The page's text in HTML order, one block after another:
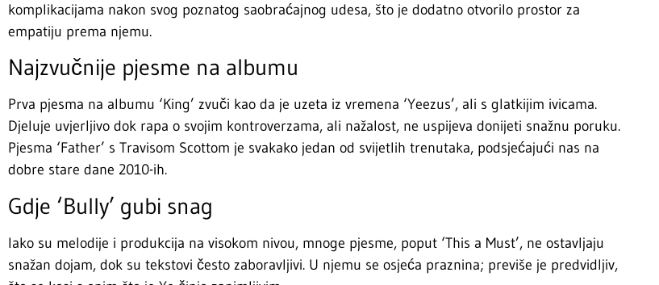
komplikacijama nakon svog poznatog saobraćajnog udesa, što je dodatno otvorilo prostor za
empatiju prema njemu.
Najzvučnije pjesme na albumu
Prva pjesma na albumu ‘King’ zvuči kao da je uzeta iz vremena ‘Yeezus’, ali s glatkijim ivicama.
Djeluje uvjerljivo dok rapa o svojim kontroverzama, ali nažalost, ne uspijeva donijeti snažnu poruku.
Pjesma ‘Father’ s Travisom Scottom je svakako jedan od svijetlih trenutaka, podsjećajući nas na
dobre stare dane 2010-ih.
Gdje ‘Bully’ gubi snag
Iako su melodije i produkcija na visokom nivou, mnoge pjesme, poput ‘This a Must’, ne ostavljaju
snažan dojam, dok su tekstovi često zaboravljivi. U njemu se osjeća praznina; previše je predvidljiv,